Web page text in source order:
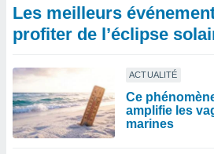
Les meilleurs
profiter de l’éclipse
ACTUALITÉ
Ce
amplifie les
marines